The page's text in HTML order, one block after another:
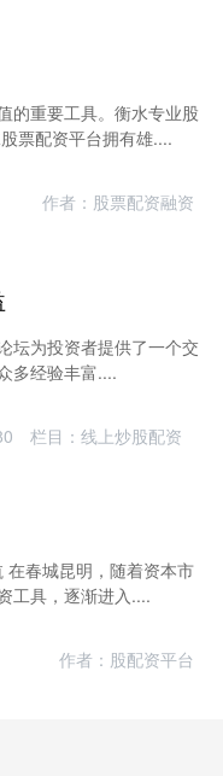
的重要工具。衡水专业股
票配资平台拥有雄....
作者：股票配资融资
坛为投资者提供了一个交
多经验丰富....
栏目： 线上炒股配资
春城昆明，随着资本市
工具，逐渐进入....
作者：股配资平台